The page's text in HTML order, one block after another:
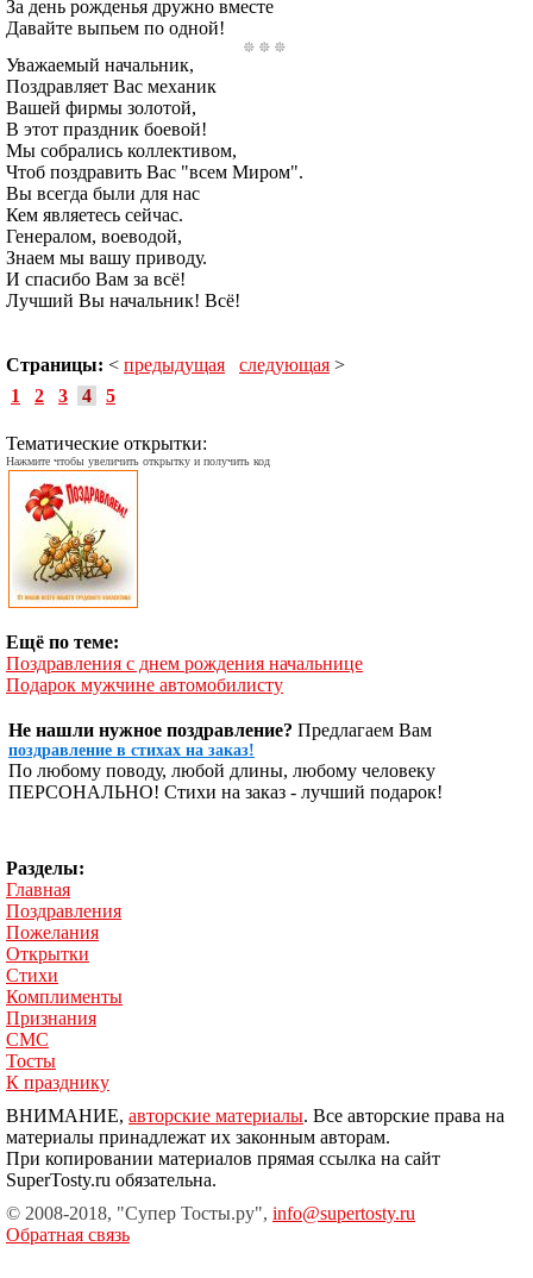
За день рожденья дружно вместе
Давайте выпьем по одной!
Уважаемый начальник,
Поздравляет Вас механик
Вашей фирмы золотой,
В этот праздник боевой!
Мы собрались коллективом,
Чтоб поздравить Вас "всем Миром".
Вы всегда были для нас
Кем являетесь сейчас.
Генералом, воеводой,
Знаем мы вашу приводу.
И спасибо Вам за всё!
Лучший Вы начальник! Всё!
Страницы: < предыдущая следующая >
1
2 3 4 5
Тематические открытки:
Нажмите чтобы увеличить открытку и получить код
Ещё по теме:
Поздравления с днем рождения начальнице
Подарок мужчине автомобилисту
Не нашли нужное поздравление? Предлагаем Вам
поздравление в стихах на заказ!
По любому поводу, любой длины, любому человеку
ПЕРСОНАЛЬНО! Стихи на заказ - лучший подарок!
Разделы:
Главная
Поздравления
Пожелания
Открытки
Стихи
Комплименты
Признания
СМС
Тосты
К празднику
ВНИМАНИЕ, авторские материалы. Все авторские права на
материалы принадлежат их законным авторам.
При копировании материалов прямая ссылка на сайт
SuperTosty.ru обязательна.
© 2008-2018, "Супер Тосты.ру", info@supertosty.ru
Обратная связь